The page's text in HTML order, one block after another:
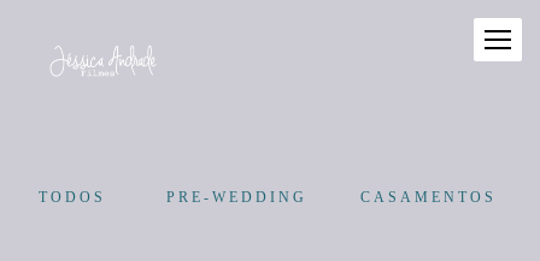
TODOS PRE-WEDDING CASAMENTOS